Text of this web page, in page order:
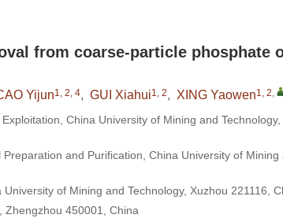
from coarse-particle phosphate
Yijun1, 2, 4, GUI Xiahui1, 2, XING Yaowen1, 2,
China University of Mining and Technology,
and Purification, China University of Mining
of Mining and Technology, Xuzhou 221116,
Zhengzhou 450001, China